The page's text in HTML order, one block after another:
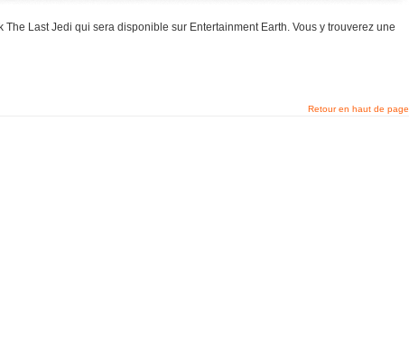
The Last Jedi qui sera disponible sur Entertainment Earth. Vous y trouverez une
Retour en haut de page